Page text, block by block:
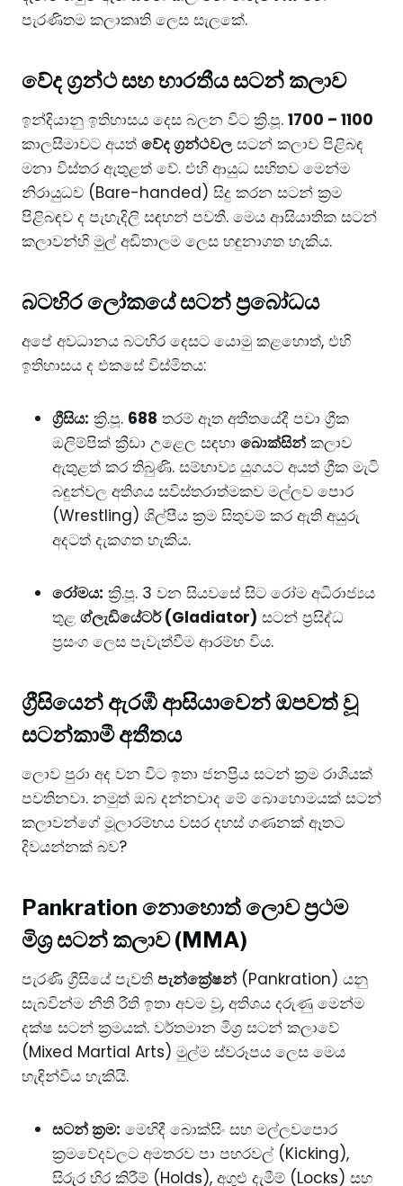
පැරණිතම කලාකෘති ලෙස සැලකේ.
​වේද ග්‍රන්ථ සහ භාරතීය සටන් කලාව
​ඉන්දියානු ඉතිහාසය දෙස බලන විට ක්‍රි.පූ. 1700 – 1100
කාලසීමාවට අයත් වේද ග්‍රන්ථවලසටන් කලාව පිළිබඳ
මනා විස්තර ඇතුළත් වේ. එහි ආයුධ සහිතව මෙන්ම
නිරායුධව (Bare-handed) සිදු කරන සටන් ක්‍රම
පිළිබඳව ද පැහැදිලි සඳහන් පවතී. මෙය ආසියාතික සටන්
කලාවන්හි මුල් අඩිතාලම ලෙස හඳුනාගත හැකිය.
​බටහිර ලෝකයේ සටන් ප්‍රබෝධය
​අපේ අවධානය බටහිර දෙසට යොමු කළහොත්, එහි
ඉතිහාසය ද එකසේ විස්මිතය:
ග්‍රීසිය: ක්‍රි.පූ. 688 තරම් ඈත අතීතයේදී පවා ග්‍රීක
ඔලිම්පික් ක්‍රීඩා උළෙල සඳහා බොක්සින් කලාව
ඇතුළත් කර තිබුණි. සම්භාව්‍ය යුගයට අයත් ග්‍රීක මැටි
බඳුන්වල අතිශය සවිස්තරාත්මකව මල්ලව පොර
(Wrestling) ශිල්පීය ක්‍රම සිතුවම් කර ඇති අයුරු
අදටත් දැකගත හැකිය.
රෝමය: ක්‍රි.පූ. 3 වන සියවසේ සිට රෝම අධිරාජ්‍යය
තුළ ග්ලැඩියේටර් (Gladiator) සටන් ප්‍රසිද්ධ
ප්‍රසංග ලෙස පැවැත්වීම ආරම්භ විය.
ග්‍රීසියෙන් ඇරඹී ආසියාවෙන් ඔපවත් වූ
සටන්කාමී අතීතය
​ලොව පුරා අද වන විට ඉතා ජනප්‍රිය සටන් ක්‍රම රාශියක්
පවතිනවා. නමුත් ඔබ දන්නවාද මේ බොහොමයක් සටන්
කලාවන්ගේ මූලාරම්භය වසර දහස් ගණනක් ඈතට
දිවයන්නක් බව?
​Pankration නොහොත් ලොව ප්‍රථම
මිශ්‍ර සටන් කලාව (MMA)
​පැරණි ග්‍රීසියේ පැවති පැන්ක්‍රේෂන් (Pankration) යනු
සැබවින්ම නීති රීති ඉතා අවම වූ, අතිශය දරුණු මෙන්ම
දක්ෂ සටන් ක්‍රමයක්. වර්තමාන මිශ්‍ර සටන් කලාවේ
(Mixed Martial Arts) මුල්ම ස්වරූපය ලෙස මෙය
හැඳින්විය හැකියි.
සටන් ක්‍රම: මෙහිදී බොක්සිං සහ මල්ලවපොර
ක්‍රමවේදවලට අමතරව පා පහරවල් (Kicking),
සිරුර හිර කිරීම් (Holds), අගුළු දැමීම් (Locks) සහ